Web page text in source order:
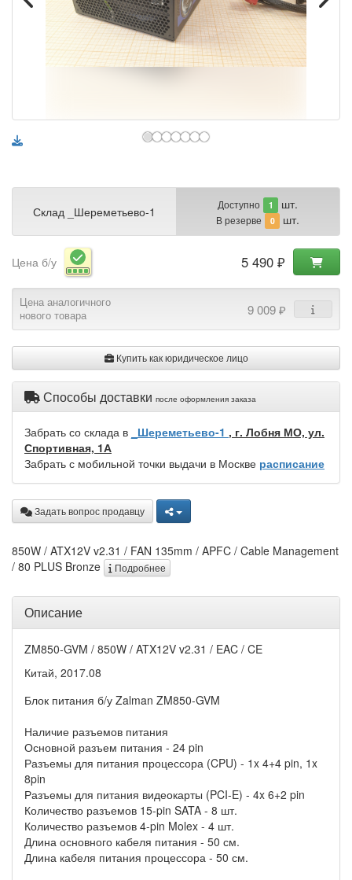
Склад _Шереметьево-1 Доступно 1 шт.
В резерве 0 шт.
Цена б/у 5 490 ₽
Цена аналогичного
нового товара
9 009 ₽
Купить как юридическое лицо
Способы доставки после оформления заказа
Забрать со склада в _Шереметьево-1 , г. Лобня МО, ул.
Спортивная, 1А
Забрать с мобильной точки выдачи в Москве расписание
Задать вопрос продавцу
850W / ATX12V v2.31 / FAN 135mm / APFC / Cable Management
/ 80 PLUS Bronze
Подробнее
Описание
ZM850-GVM / 850W / ATX12V v2.31 / EAC / CE
Китай, 2017.08
Блок питания б/у Zalman ZM850-GVM
Наличие разъемов питания
Основной разъем питания - 24 pin
Разъемы для питания процессора (CPU) - 1x 4+4 pin, 1x
8pin
Разъемы для питания видеокарты (PCI-E) - 4x 6+2 pin
Количество разъемов 15-pin SATA - 8 шт.
Количество разъемов 4-pin Molex - 4 шт.
Длина основного кабеля питания - 50 см.
Длина кабеля питания процессора - 50 см.